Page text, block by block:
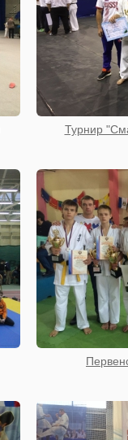
Турнир